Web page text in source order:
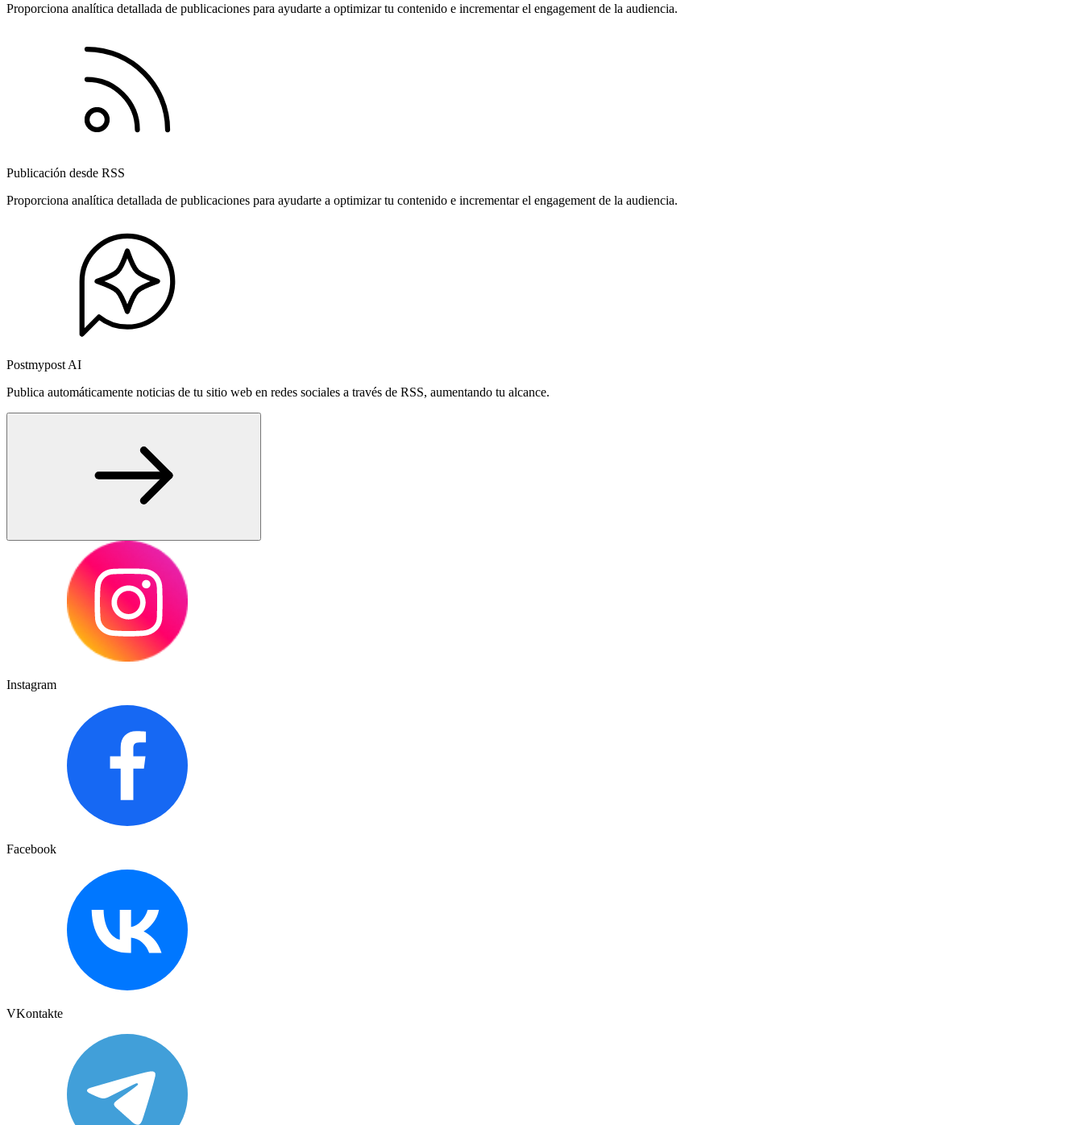
Proporciona analítica detallada de publicaciones para ayudarte a optimizar tu contenido e incrementar el engagement de la audiencia.
Publicación desde RSS
Proporciona analítica detallada de publicaciones para ayudarte a optimizar tu contenido e incrementar el engagement de la audiencia.
Postmypost AI
Publica automáticamente noticias de tu sitio web en redes sociales a través de RSS, aumentando tu alcance.
Instagram
Facebook
VKontakte